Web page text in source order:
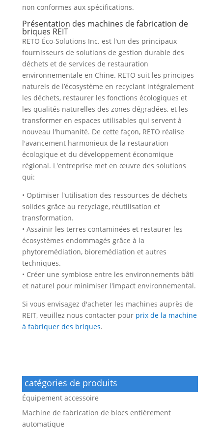
non conformes aux spécifications.
Présentation des machines de fabrication de
briques REIT
RETO Éco-Solutions Inc. est l'un des principaux
fournisseurs de solutions de gestion durable des
déchets et de services de restauration
environnementale en Chine. RETO suit les principes
naturels de l’écosystème en recyclant intégralement
les déchets, restaurer les fonctions écologiques et
les qualités naturelles des zones dégradées, et les
transformer en espaces utilisables qui servent à
nouveau l'humanité. De cette façon, RETO réalise
l'avancement harmonieux de la restauration
écologique et du développement économique
régional. L'entreprise met en œuvre des solutions
qui:
• Optimiser l'utilisation des ressources de déchets
solides grâce au recyclage, réutilisation et
transformation.
• Assainir les terres contaminées et restaurer les
écosystèmes endommagés grâce à la
phytoremédiation, bioremédiation et autres
techniques.
• Créer une symbiose entre les environnements bâti
et naturel pour minimiser l'impact environnemental.
Si vous envisagez d'acheter les machines auprès de
REIT, veuillez nous contacter pour prix de la machine
à fabriquer des briques.
catégories de produits
Équipement accessoire
Machine de fabrication de blocs entièrement
automatique